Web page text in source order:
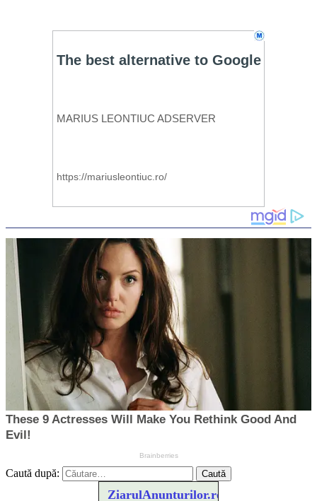
Caută după:
ZiarulAnunturilor.ro